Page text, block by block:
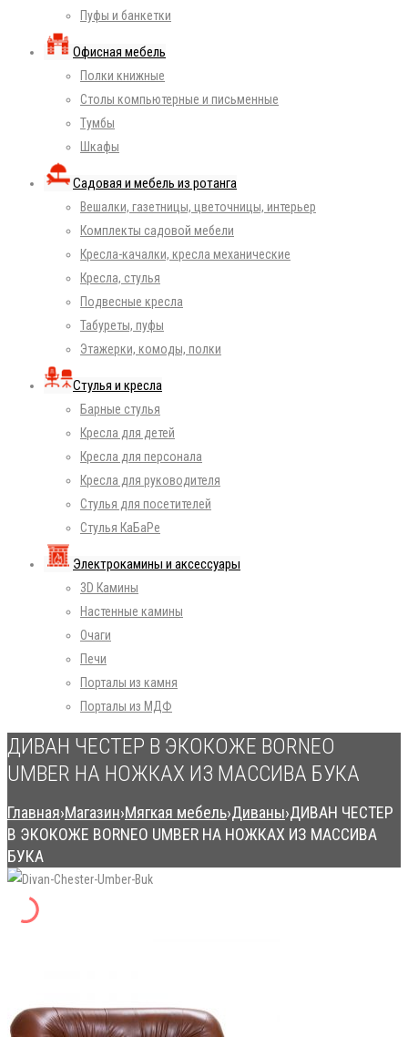
Пуфы и банкетки
Офисная мебель
Полки книжные
Столы компьютерные и письменные
Тумбы
Шкафы
Садовая и мебель из ротанга
Вешалки, газетницы, цветочницы, интерьер
Комплекты садовой мебели
Кресла-качалки, кресла механические
Кресла, стулья
Подвесные кресла
Табуреты, пуфы
Этажерки, комоды, полки
Стулья и кресла
Барные стулья
Кресла для детей
Кресла для персонала
Кресла для руководителя
Стулья для посетителей
Стулья КаБаРе
Электрокамины и аксессуары
3D Камины
Настенные камины
Очаги
Печи
Порталы из камня
Порталы из МДФ
ДИВАН ЧЕСТЕР В ЭКОКОЖЕ BORNEO
UMBER НА НОЖКАХ ИЗ МАССИВА БУКА
Главная›Магазин›Мягкая мебель›Диваны›ДИВАН ЧЕСТЕР
В ЭКОКОЖЕ BORNEO UMBER НА НОЖКАХ ИЗ МАССИВА
БУКА